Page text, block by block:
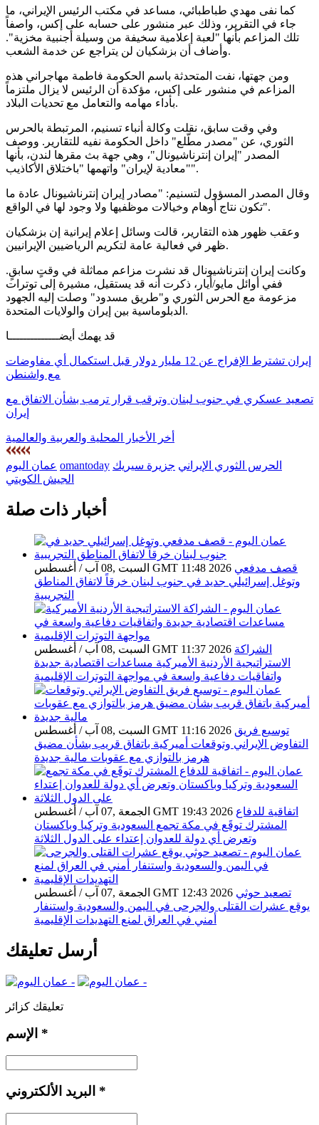
كما نفى مهدي طباطبائي، مساعد في مكتب الرئيس الإيراني، ما
جاء في التقرير، وذلك عبر منشور على حسابه على إكس، واصفاً
تلك المزاعم بأنها "لعبة إعلامية سخيفة من وسيلة أجنبية مخزية".
وأضاف أن بزشكيان لن يتراجع عن خدمة الشعب.
ومن جهتها، نفت المتحدثة باسم الحكومة فاطمة مهاجراني هذه
المزاعم في منشور على إكس، مؤكدة أن الرئيس لا يزال ملتزماً
بأداء مهامه والتعامل مع تحديات البلاد.
وفي وقت سابق، نقلت وكالة أنباء تسنيم، المرتبطة بالحرس
الثوري، عن "مصدر مطّلع" داخل الحكومة نفيه للتقارير. ووصف
المصدر "إيران إنترناشيونال"، وهي جهة بث مقرها لندن، بأنها
"معادية لإيران" واتهمها "باختلاق الأكاذيب".
وقال المصدر المسؤول لتسنيم: "مصادر إيران إنترناشيونال عادة ما
تكون نتاج أوهام وخيالات موظفيها ولا وجود لها في الواقع".
وعقب ظهور هذه التقارير، قالت وسائل إعلام إيرانية إن بزشكيان
ظهر في فعالية عامة لتكريم الرياضيين الإيرانيين.
وكانت إيران إنترناشيونال قد نشرت مزاعم مماثلة في وقتٍ سابقٍ.
ففي أوائل مايو/أيار، ذكرت أنه قد يستقيل، مشيرة إلى توترات
مزعومة مع الحرس الثوري و"طريق مسدود" وصلت إليه الجهود
الدبلوماسية بين إيران والولايات المتحدة.
قد يهمك أيضــــــــــــــا
إيران تشترط الإفراج عن 12 مليار دولار قبل استكمال أي مفاوضات
مع واشنطن
تصعيد عسكري في جنوب لبنان وترقب قرار ترمب بشأن الاتفاق مع
إيران
أخر الأخبار المحلية والعربية والعالمية
عمان اليوم omantoday الحرس الثوري الإيراني جزيرة سيريك
الجيش الكويتي
أخبار ذات صلة
السبت ,08 آب / أغسطس GMT 11:48 2026 قصف مدفعي
وتوغل إسرائيلي جديد في جنوب لبنان خرقاً لاتفاق المناطق
التجريبية
السبت ,08 آب / أغسطس GMT 11:37 2026 الشراكة
الاستراتيجية الأردنية الأميركية مساعدات اقتصادية جديدة
واتفاقيات دفاعية واسعة في مواجهة التوترات الإقليمية
السبت ,08 آب / أغسطس GMT 11:16 2026 توسيع فريق
التفاوض الإيراني وتوقعات أميركية باتفاق قريب بشأن مضيق
هرمز بالتوازي مع عقوبات مالية جديدة
الجمعة ,07 آب / أغسطس GMT 19:43 2026 اتفاقية للدفاع
المشترك توقَع في مكة تجمع السعودية وتركيا وباكستان
وتعرض أي دولة للعدوان إعتداء على الدول الثلاثة
الجمعة ,07 آب / أغسطس GMT 12:43 2026 تصعيد حوثي
يوقع عشرات القتلى والجرحى في اليمن والسعودية واستنفار
أمني في العراق لمنع التهديدات الإقليمية
أرسل تعليقك
تعليقك كزائر
*
*